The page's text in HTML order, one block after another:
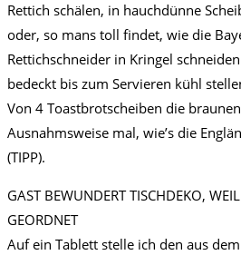
Rettich schälen, in hauchdünne
oder, so mans toll findet, wie die
Rettichschneider in Kringel
bedeckt bis zum Servieren kühl
Von 4 Toastbrotscheiben die
Ausnahmsweise mal, wie’s die
(TIPP).
GAST BEWUNDERT TISCHDEKO,
GEORDNET
Auf ein Tablett stelle ich den aus